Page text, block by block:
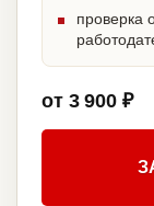
проверка
от 3 900 ₽